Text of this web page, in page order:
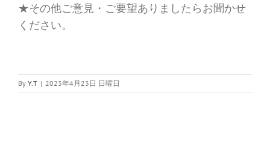
★その他ご意見・ご要望ありましたらお聞かせ
ください。
By Y.T | 2023年4月23日 日曜日